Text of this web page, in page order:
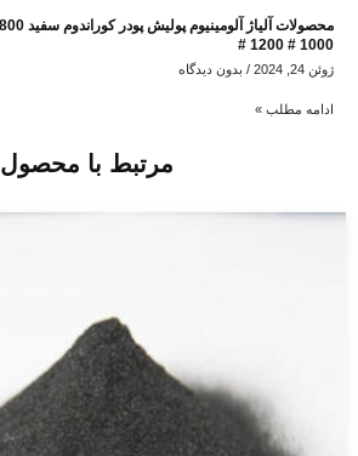
1000 # 1200 #
ژوئن 24, 2024 بدون دیدگاه
ادامه مطلب »
مرتبط با محصول